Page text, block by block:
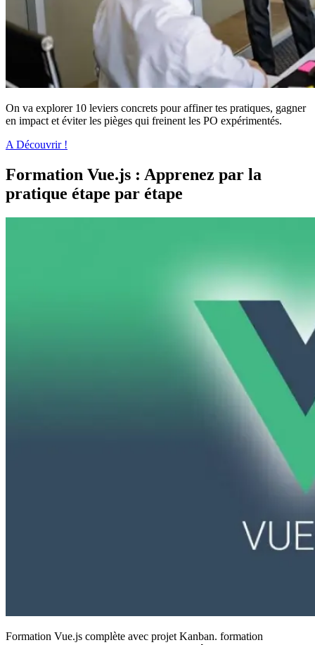
On va explorer 10 leviers concrets pour affiner tes pratiques, gagner
en impact et éviter les pièges qui freinent les PO expérimentés.
A Découvrir !
Formation Vue.js : Apprenez par la
pratique étape par étape
Formation Vue.js complète avec projet Kanban. formation